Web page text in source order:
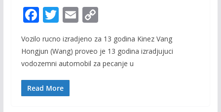
F
e
b
o
o
T
itt
er
E
ai
l
C
p
y
Vozilo rucno izradjeno za 13 godina Kinez Vang
Hongjun (Wang) proveo je 13 godina izradjujuci
vodozemni automobil za pecanje u
Read More